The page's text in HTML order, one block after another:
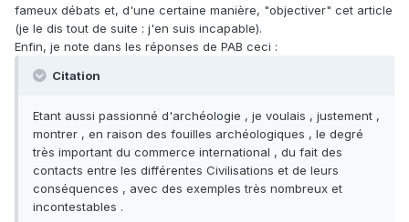
fameux débats et, d'une certaine manière, "objectiver" cet article
(je le dis tout de suite : j'en suis incapable).
Enfin, je note dans les réponses de PAB ceci :
Citation
Etant aussi passionné d'archéologie , je voulais , justement ,
montrer , en raison des fouilles archéologiques , le degré
très important du commerce international , du fait des
contacts entre les différentes Civilisations et de leurs
conséquences , avec des exemples très nombreux et
incontestables .